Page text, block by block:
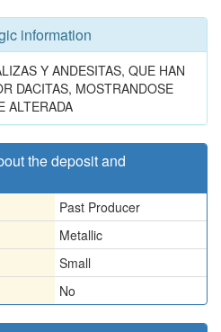
information
Y ANDESITAS, QUE HAN
DACITAS, MOSTRANDOSE
ALTERADA
the deposit and
Past Producer
Metallic
Small
No